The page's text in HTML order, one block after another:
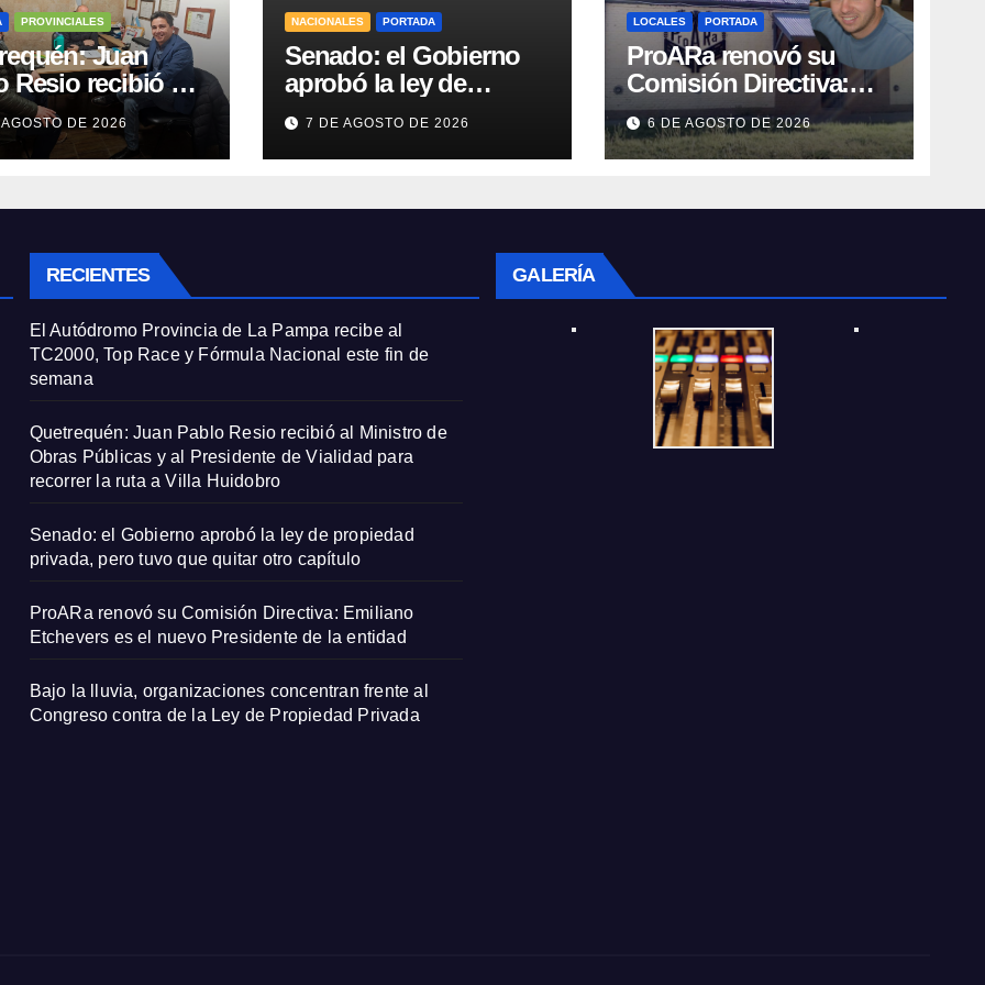
PROVINCIALES
Juan
Resio recibió al
de Obras
y al
de Vialidad
DE 2026
NACIONALES PORTADA
Senado: el Gobierno
aprobó la ley de
propiedad privada,
pero tuvo que quitar
otro capítulo
7 DE AGOSTO DE 2026
LOCALES PORTADA
ProARa renovó su
Comisión Directiva:
Emiliano Etchevers es
el nuevo Presidente de
la entidad
6 DE AGOSTO DE 2026
RECIENTES
El Autódromo Provincia de La Pampa recibe al
TC2000, Top Race y Fórmula Nacional este fin de
semana
Quetrequén: Juan Pablo Resio recibió al Ministro de
Obras Públicas y al Presidente de Vialidad para
recorrer la ruta a Villa Huidobro
Senado: el Gobierno aprobó la ley de propiedad
privada, pero tuvo que quitar otro capítulo
ProARa renovó su Comisión Directiva: Emiliano
Etchevers es el nuevo Presidente de la entidad
Bajo la lluvia, organizaciones concentran frente al
Congreso contra de la Ley de Propiedad Privada
GALERÍA